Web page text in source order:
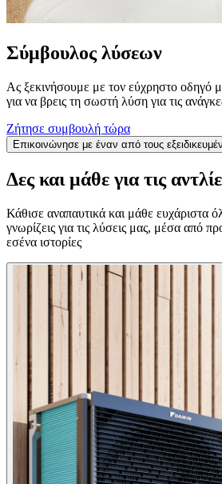
Σύμβουλος λύσεων
Ας ξεκινήσουμε με τον εύχρηστο οδηγό
για να βρεις τη σωστή λύση για τις
Ζήτησε συμβουλή τώρα
Επικοινώνησε με έναν από τους
Δες και μάθε για τις
Κάθισε αναπαυτικά και μάθε ευχάριστα
γνωρίζεις για τις λύσεις μας, μέσα από
εσένα ιστορίες